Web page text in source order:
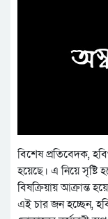
বিশেষ প্রতিবেদক,
হয়েছে। এ নিয়ে সৃষ্টি
বিষক্রিয়ায় আক্রান্ত
এই চার জন হচ্ছেন,